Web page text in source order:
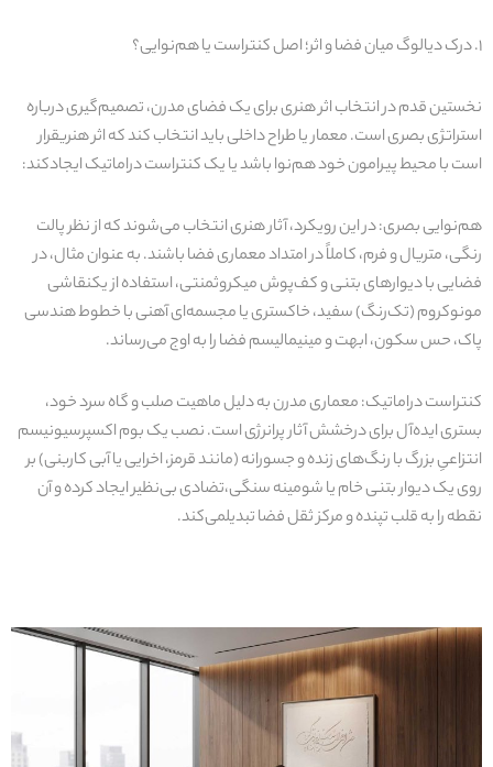
۱. درک دیالوگمیانفضا و اثر؛ اصل کنتراستیاهم‌نوایی؟
نخستینقدم در انتخاب اثر هنریبراییکفضایمدرن، تصمیم‌گیریدرباره
استراتژیبصریاست. معماریاطراح داخلیبایدانتخاب کند که اثر هنریقرار
است با محیطپیرامونخود هم‌نواباشدیایککنتراستدراماتیکایجادکند:
هم‌نواییبصری:در اینرویکرد،آثار هنریانتخاب می‌شوندکه از نظر پالت
رنگی،متریالو فرم، کاملاً در امتداد معماریفضا باشند. به عنوان مثال، در
فضاییبا دیوارهایبتنیو کف‌پوش میکروثمنتی،استفاده ازیکنقاشی
مونوکروم (تک‌رنگ) سفید،خاکسترییامجسمه‌ایآهنیبا خطوط هندسی
پاک، حس سکون، ابهت و مینیمالیسمفضا را به اوج می‌رساند.
کنتراستدراماتیک:معماریمدرن به دلیلماهیتصلب و گاه سرد خود،
بستریایده‌آلبرایدرخشش آثار پرانرژیاست. نصبیکبوم اکسپرسیونیسم
انتزاعیِبزرگ با رنگ‌هایزنده و جسورانه (مانند قرمز، اخرایییاآبیکاربنی) بر
روییکدیواربتنیخامیاشومینهسنگی،تضادیبی‌نظیرایجادکرده و آن
نقطه را به قلب تپنده و مرکز ثقلفضا تبدیلمی‌کند.